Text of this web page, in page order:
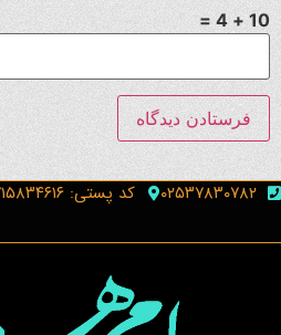
10 + 4 =
۰۲۵۳۷۸۳۰۷۸۲ کد پستی: ۳۷۱۵۸۳۴۶۱۶